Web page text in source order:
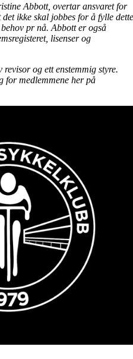
Abbott, overtar ansvaret for
ikke skal jobbes for å fylle dette
pr nå. Abbott er også
lisenser og
og ett enstemmig styre.
for medlemmene her på